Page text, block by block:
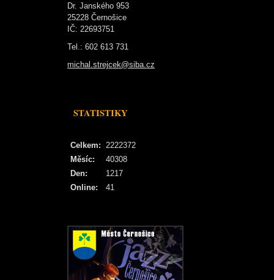
Dr. Janského 953
25228 Černošice
IČ: 22693751
Tel.: 602 613 731
michal.strejcek@siba.cz
STATISTIKY
Online: 41
Celkem: 2222372
Měsíc:
40308
Den:
1217